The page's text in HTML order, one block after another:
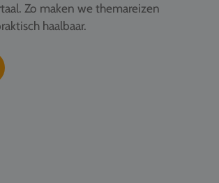
Zo maken we themareizen
haalbaar.